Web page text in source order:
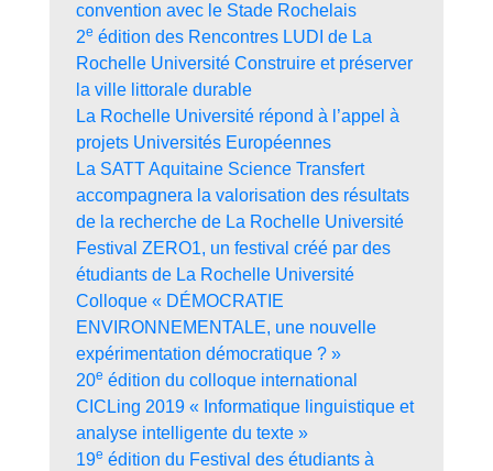
convention avec le Stade Rochelais
2e édition des Rencontres LUDI de La
Rochelle Université Construire et préserver
la ville littorale durable
La Rochelle Université répond à l’appel à
projets Universités Européennes
La SATT Aquitaine Science Transfert
accompagnera la valorisation des résultats
de la recherche de La Rochelle Université
Festival ZERO1, un festival créé par des
étudiants de La Rochelle Université
Colloque « DÉMOCRATIE
ENVIRONNEMENTALE, une nouvelle
expérimentation démocratique ? »
20e édition du colloque international
CICLing 2019 « Informatique linguistique et
analyse intelligente du texte »
19e édition du Festival des étudiants à